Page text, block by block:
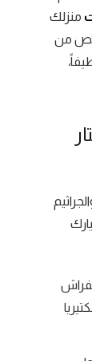
منزلك
من
99% من البكتيريا